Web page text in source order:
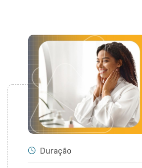
ENTRAR
CADASTRAR
Duração